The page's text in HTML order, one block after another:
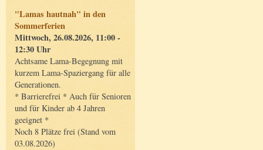
"Lamas hautnah" in den
Sommerferien
Mittwoch, 26.08.2026, 11:00 -
12:30 Uhr
Achtsame Lama-Begegnung mit
kurzem Lama-Spaziergang für alle
Generationen.
* Barrierefrei * Auch für Senioren
und für Kinder ab 4 Jahren
geeignet *
Noch 8 Plätze frei (Stand vom
03.08.2026)